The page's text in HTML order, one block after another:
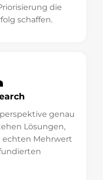
die
schaffen.
genau
Lösungen,
echten Mehrwert